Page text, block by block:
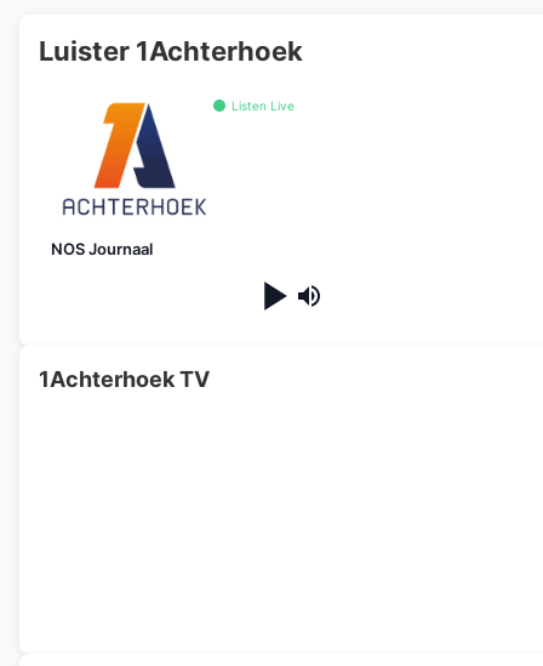
Luister 1Achterhoek
Listen Live
NOS Journaal
1Achterhoek TV